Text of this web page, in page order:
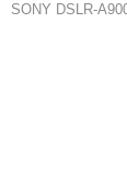
SONY DSLR-